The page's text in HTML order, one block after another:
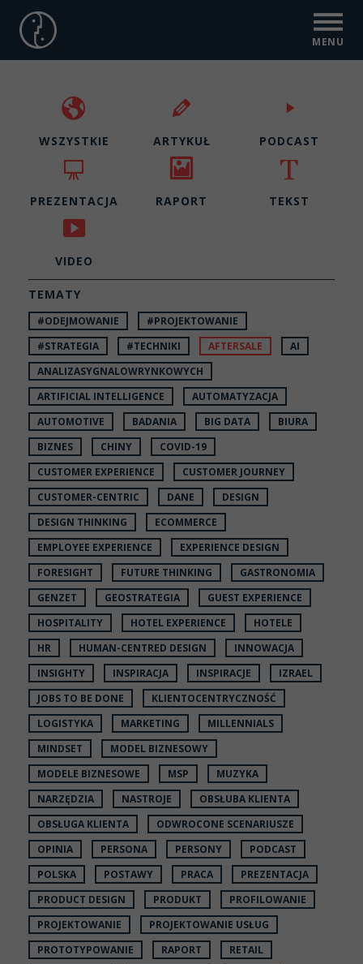
Strona
MENU
WSZYSTKIE ARTYKUŁ PODCAST
PREZENTACJA RAPORT TEKST
VIDEO
TEMATY
#ODEJMOWANIE
#PROJEKTOWANIE
#STRATEGIA
#TECHNIKI AFTERSALE
AI
ANALIZASYGNALOWRYNKOWYCH
ARTIFICIAL INTELLIGENCE
AUTOMATYZACJA
AUTOMOTIVE
BADANIA BIG DATA
BIURA
BIZNES
CHINY
COVID-19
CUSTOMER EXPERIENCE
CUSTOMER JOURNEY
CUSTOMER-CENTRIC
DANE
DESIGN
DESIGN THINKING
ECOMMERCE
EMPLOYEE EXPERIENCE
EXPERIENCE DESIGN
FORESIGHT
FUTURE THINKING
GASTRONOMIA
GENZET
GEOSTRATEGIA
GUEST EXPERIENCE
HOSPITALITY
HOTEL EXPERIENCE
HOTELE
HR
HUMAN-CENTRED DESIGN
INNOWACJA
INSIGHTY
INSPIRACJA INSPIRACJE
IZRAEL
JOBS TO BE DONE
KLIENTOCENTRYCZNOŚĆ
LOGISTYKA
MARKETING
MILLENNIALS
MINDSET
MODEL BIZNESOWY
MODELE BIZNESOWE
MSP
MUZYKA
NARZĘDZIA
NASTROJE
OBSŁUBA KLIENTA
OBSŁUGA KLIENTA
ODWROCONE SCENARIUSZE
OPINIA
PERSONA PERSONY
PODCAST
POLSKA
POSTAWY PRACA
PREZENTACJA
PRODUCT DESIGN
PRODUKT
PROFILOWANIE
PROJEKTOWANIE
PROJEKTOWANIE USŁUG
PROTOTYPOWANIE
RAPORT
RETAIL